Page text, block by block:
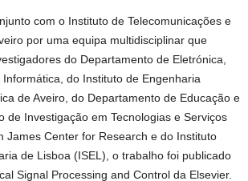
com o Instituto de Telecomunicações e
por uma equipa multidisciplinar que
do Departamento de Eletrónica,
do Instituto de Engenharia
de Aveiro, do Departamento de Educação e
de Investigação em Tecnologias e Serviços
James Center for Research e do Instituto
de Lisboa (ISEL), o trabalho foi publicado
Signal Processing and Control da Elsevier.